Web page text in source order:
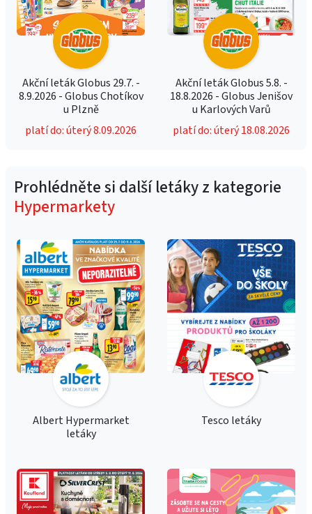
Akční leták Globus 29.7. -
8.9.2026 - Globus Chotíkov
u Plzně
platí do: úterý 8.09.2026
Akční leták Globus 5.8. -
18.8.2026 - Globus Jenišov
u Karlových Varů
platí do: úterý 18.08.2026
Prohlédněte si další letáky z kategorie
Hypermarkety
Albert Hypermarket
letáky
Tesco letáky